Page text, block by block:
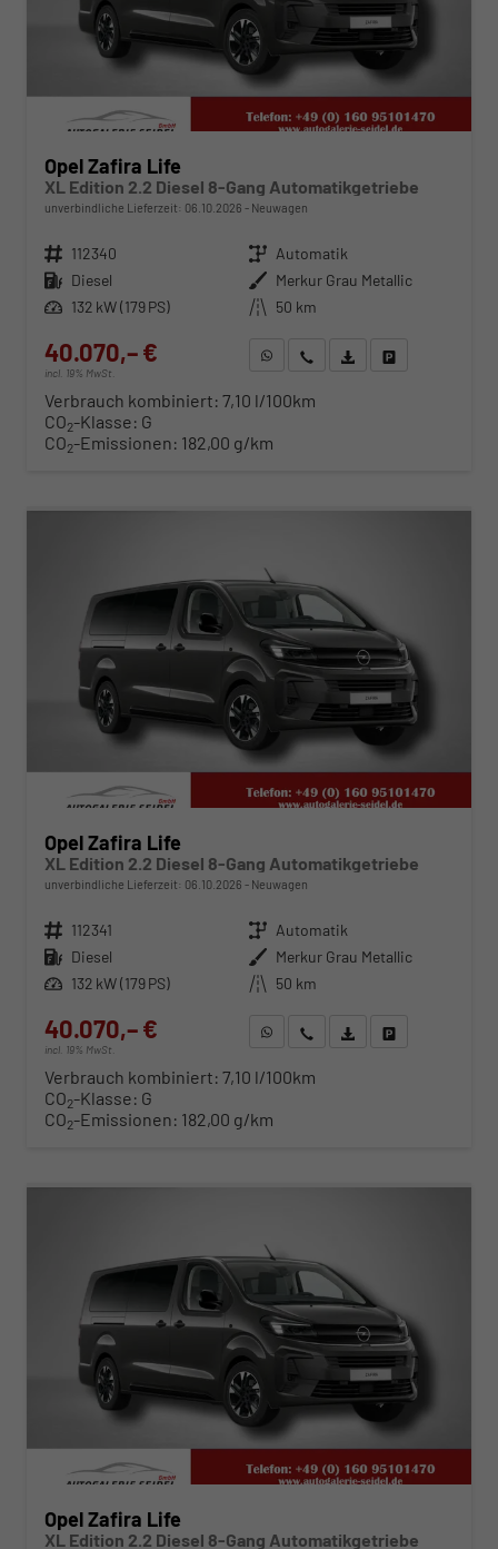
Opel Zafira Life
XL Edition 2.2 Diesel 8-Gang Automatikgetriebe
unverbindliche Lieferzeit: 06.10.2026 Neuwagen
Fahrzeugnr. 112340 Getriebe Automatik
Kraftstoff Diesel Außenfarbe Merkur Grau Metallic
Leistung 132 kW (179 PS) Kilometerstand 50 km
40.070,– €
incl. 19% MwSt.
WhatsApp anfragen
Wir rufen Sie anFahrzeugexposé (PDF)
Verbrauch kombiniert: 7,10 l/100km
CO2-Klasse: G
CO2-Emissionen: 182,00 g/km
Opel Zafira Life
XL Edition 2.2 Diesel 8-Gang Automatikgetriebe
unverbindliche Lieferzeit: 06.10.2026 Neuwagen
Fahrzeugnr. 112341 Getriebe Automatik
Kraftstoff Diesel Außenfarbe Merkur Grau Metallic
Leistung 132 kW (179 PS) Kilometerstand 50 km
40.070,– €
incl. 19% MwSt.
WhatsApp anfragen
Wir rufen Sie anFahrzeugexposé (PDF)
Verbrauch kombiniert: 7,10 l/100km
CO2-Klasse: G
CO2-Emissionen: 182,00 g/km
Opel Zafira Life
XL Edition 2.2 Diesel 8-Gang Automatikgetriebe